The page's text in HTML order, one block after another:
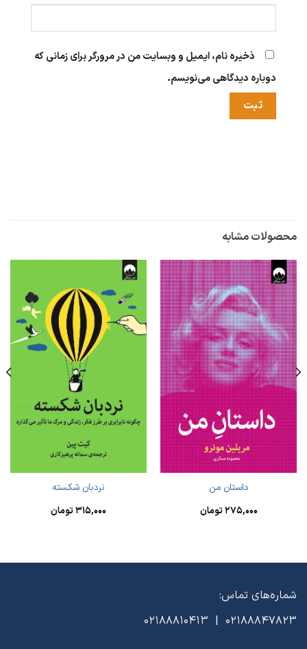
ذخیره نام، ایمیل و وبسایت من در مرورگر برای زمانی که
دوباره دیدگاهی می‌نویسم.
محصولات مشابه
داستان من
۲۷۵,۰۰۰تومان
نردبان شکسته
۳۱۵,۰۰۰تومان
شماره‌های تماس:
02188847823 | 02188810413